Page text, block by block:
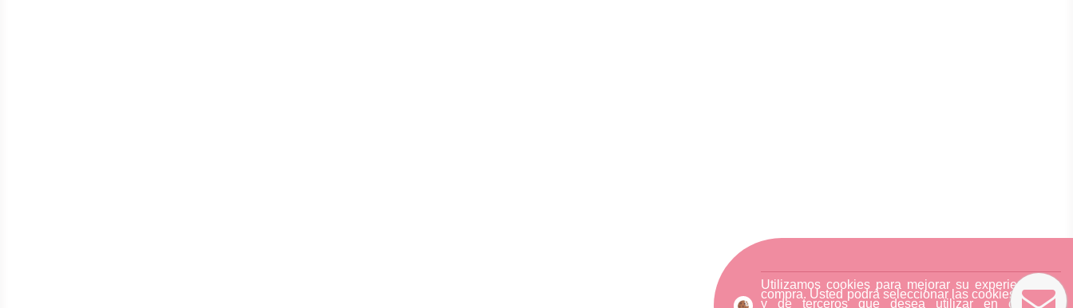
Utilizamos cookies para mejorar su experiencia de
compra. Usted podrá seleccionar las cookies nuestra
y de terceros que desea utilizar en cualquier